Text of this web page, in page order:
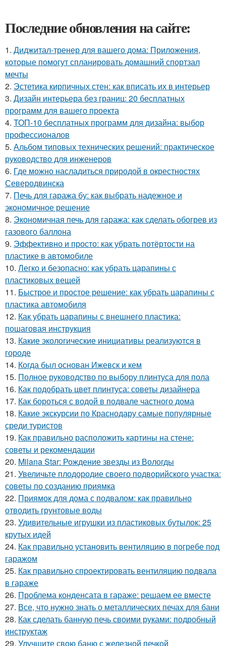
Последние обновления на сайте:
1. Диджитал-тренер для вашего дома: Приложения,
которые помогут спланировать домашний спортзал
мечты
2. Эстетика кирпичных стен: как вписать их в интерьер
3. Дизайн интерьера без границ: 20 бесплатных
программ для вашего проекта
4. ТОП-10 бесплатных программ для дизайна: выбор
профессионалов
5. Альбом типовых технических решений: практическое
руководство для инженеров
6. Где можно насладиться природой в окрестностях
Северодвинска
7. Печь для гаража бу: как выбрать надежное и
экономичное решение
8. Экономичная печь для гаража: как сделать обогрев из
газового баллона
9. Эффективно и просто: как убрать потёртости на
пластике в автомобиле
10. Легко и безопасно: как убрать царапины с
пластиковых вещей
11. Быстрое и простое решение: как убрать царапины с
пластика автомобиля
12. Как убрать царапины с внешнего пластика:
пошаговая инструкция
13. Какие экологические инициативы реализуются в
городе
14. Когда был основан Ижевск и кем
15. Полное руководство по выбору плинтуса для пола
16. Как подобрать цвет плинтуса: советы дизайнера
17. Как бороться с водой в подвале частного дома
18. Какие экскурсии по Краснодару самые популярные
среди туристов
19. Как правильно расположить картины на стене:
советы и рекомендации
20. Milana Star: Рождение звезды из Вологды
21. Увеличьте плодородие своего подворийского участка:
советы по созданию приямка
22. Приямок для дома с подвалом: как правильно
отводить грунтовые воды
23. Удивительные игрушки из пластиковых бутылок: 25
крутых идей
24. Как правильно установить вентиляцию в погребе под
гаражом
25. Как правильно спроектировать вентиляцию подвала
в гараже
26. Проблема конденсата в гараже: решаем ее вместе
27. Все, что нужно знать о металлических печах для бани
28. Как сделать банную печь своими руками: подробный
инструктаж
29. Улучшите свою баню с железной печкой